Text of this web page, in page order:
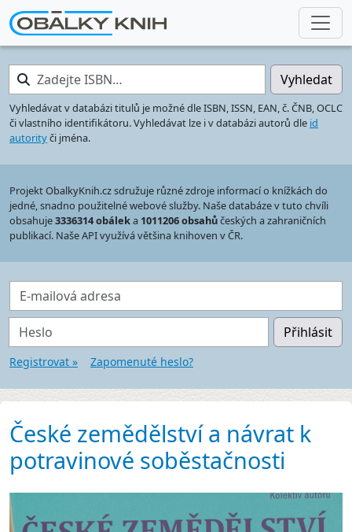
Zadejte ISBN… Vyhledat
Vyhledávat v databázi titulů je možné dle ISBN, ISSN, EAN, č. ČNB, OCLC
či vlastního identifikátoru. Vyhledávat lze i v databázi autorů dle id
autorityči jména.
Projekt ObalkyKnih.cz sdružuje různé zdroje informací o knížkách do
jedné, snadno použitelné webové služby. Naše databáze v tuto chvíli
obsahuje3336314 obáleka 1011206 obsahůčeských a zahraničních
publikací. Naše API využívá většina knihoven v ČR.
E-mailová adresa
Heslo Přihlásit
Registrovat » Zapomenuté heslo?
České zemědělství a návrat k
potravinové soběstačnosti